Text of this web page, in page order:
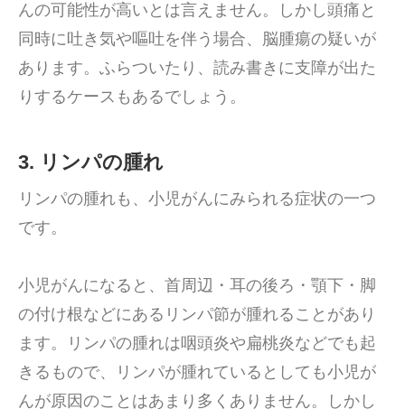
んの可能性が高いとは言えません。しかし頭痛と
同時に吐き気や嘔吐を伴う場合、脳腫瘍の疑いが
あります。ふらついたり、読み書きに支障が出た
りするケースもあるでしょう。
3. リンパの腫れ
リンパの腫れも、小児がんにみられる症状の一つ
です。
小児がんになると、首周辺・耳の後ろ・顎下・脚
の付け根などにあるリンパ節が腫れることがあり
ます。リンパの腫れは咽頭炎や扁桃炎などでも起
きるもので、リンパが腫れているとしても小児が
んが原因のことはあまり多くありません。しかし